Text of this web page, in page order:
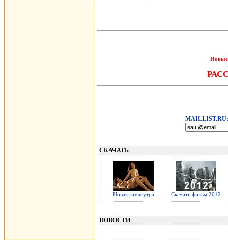
Новые
MAILLIST.RU:
СКАЧАТЬ
Новая камасутра Скачать фильм 2012
НОВОСТИ